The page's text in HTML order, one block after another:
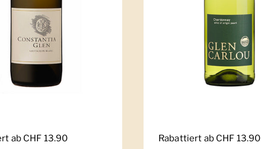
Preis
ab CHF 13.90 Regulärer Preis
Rabattiert ab CHF 13.90